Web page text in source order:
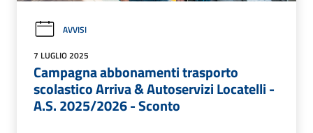
AVVISI
7 LUGLIO 2025
Campagna abbonamenti trasporto
scolastico Arriva & Autoservizi Locatelli -
A.S. 2025/2026 - Sconto